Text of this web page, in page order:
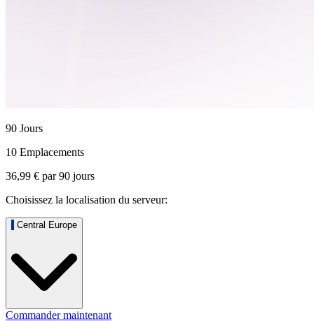
90 Jours
10 Emplacements
36,99 € par90 jours
Choisissez la localisation du serveur:
Central Europe
Commander maintenant